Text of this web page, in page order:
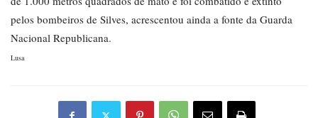
pelos bombeiros de Silves, acrescentou ainda a fonte da Guarda
Nacional Republicana.
Lusa